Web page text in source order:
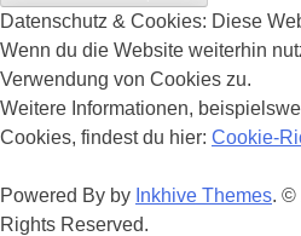
Datenschutz & Cookies: Diese
Wenn du die Website weiterhin
Verwendung von Cookies zu.
Weitere Informationen,
Cookies, findest du hier: Cookie-
Powered By by Inkhive Themes. ©
Rights Reserved.